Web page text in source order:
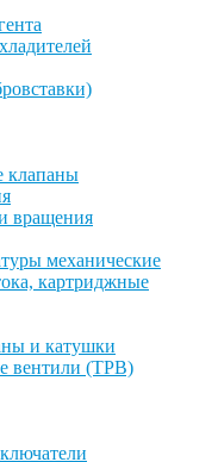
клапаны
вращения
механические
картриджные
и катушки
вентили (ТРВ)